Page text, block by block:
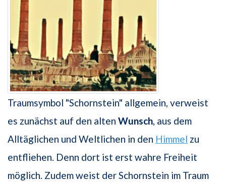
Traumsymbol "Schornstein" allgemein, verweist
es zunächst auf den alten Wunsch, aus dem
Alltäglichen und Weltlichen in den Himmel zu
entfliehen. Denn dort ist erst wahre Freiheit
möglich. Zudem weist der Schornstein im Traum